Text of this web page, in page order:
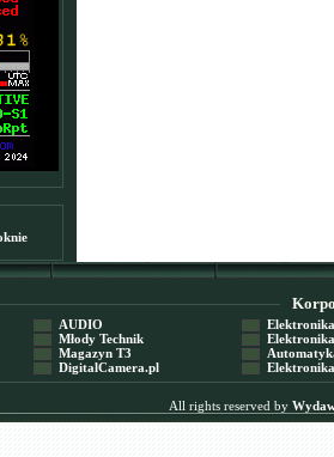
AUDIO
Młody Technik
Magazyn T3
DigitalCamera.pl
Elektronika
Elektronika
Automatyka
Elektronika
All rights reserved by